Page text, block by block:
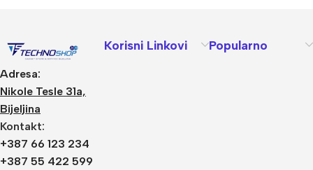
Adresa:
Nikole Tesle 31a,
Bijeljina
Kontakt:
+387 66 123 234
+387 55 422 599
Korisni Linkovi Popularno